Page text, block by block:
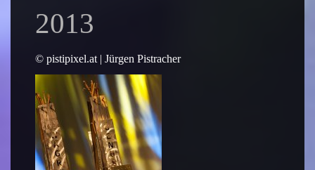
2013
© pistipixel.at | Jürgen Pistracher